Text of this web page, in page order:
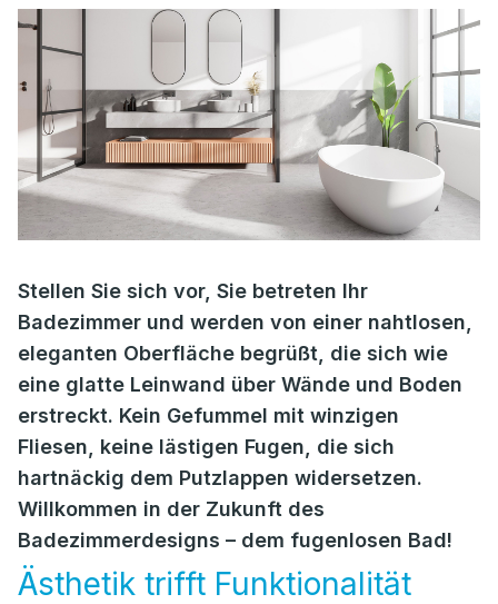
Stellen Sie sich vor, Sie betreten Ihr
Badezimmer und werden von einer nahtlosen,
eleganten Oberfläche begrüßt, die sich wie
eine glatte Leinwand über Wände und Boden
erstreckt. Kein Gefummel mit winzigen
Fliesen, keine lästigen Fugen, die sich
hartnäckig dem Putzlappen widersetzen.
Willkommen in der Zukunft des
Badezimmerdesigns – dem fugenlosen Bad!
Ästhetik trifft Funktionalität